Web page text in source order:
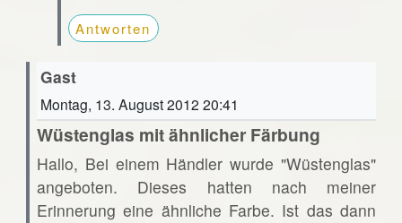
Antworten
Gast
Montag, 13. August 2012 20:41
Wüstenglas mit ähnlicher Färbung
Hallo, Bei einem Händler wurde "Wüstenglas"
angeboten. Dieses hatten nach meiner
Erinnerung eine ähnliche Farbe. Ist das dann